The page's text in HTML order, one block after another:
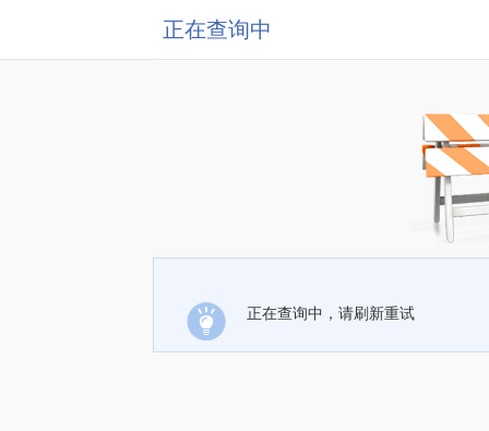
正在查询中
正在查询中，请刷新重试